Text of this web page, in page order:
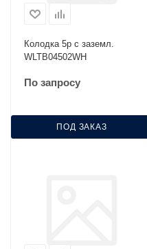
Колодка 5р с заземл.
WLTB04502WH
По запросу
ПОД ЗАКАЗ